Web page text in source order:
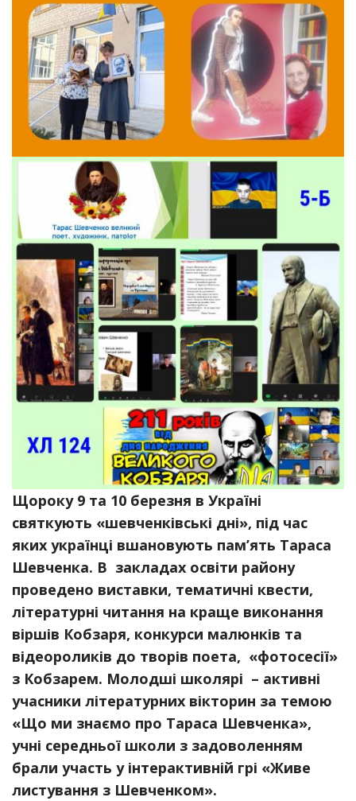
Щороку 9 та 10 березня в Україні
святкують «шевченківські дні», під час
яких українці вшановують пам’ять Тараса
Шевченка. В закладах освіти району
проведено виставки, тематичні квести,
літературні читання на краще виконання
віршів Кобзаря, конкурси малюнків та
відеороликів до творів поета, «фотосесії»
з Кобзарем. Молодші школярі – активні
учасники літературних вікторин за темою
«Що ми знаємо про Тараса Шевченка»,
учні середньої школи з задоволенням
брали участь у інтерактивній грі «Живе
листування з Шевченком».